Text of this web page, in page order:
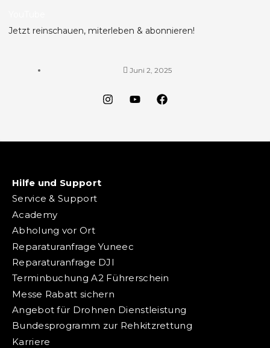
Jetzt reinschauen, miterleben & abonnieren!
Juni 2, 2025
Hilfe und Support
Service & Support
Academy
Abholung vor Ort
Reparaturanfrage Yuneec
Reparaturanfrage DJI
Terminbuchung A2 Führerschein
Messe Rabatt sichern
Angebot für Drohnen Dienstleistung
Bundesprogramm zur Rehkitzrettung
Karriere